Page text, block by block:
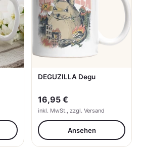
DEGUZILLA Degu
16,95 €
inkl. MwSt., zzgl. Versand
Ansehen